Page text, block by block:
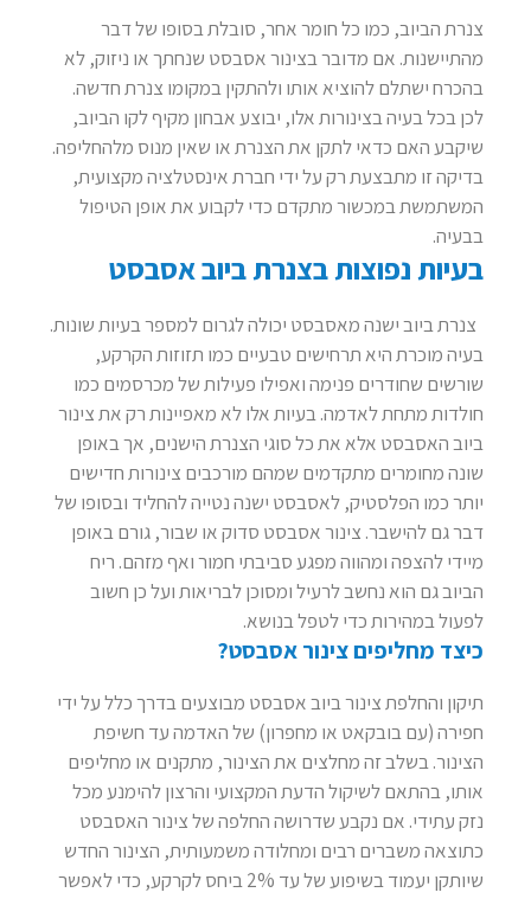
צנרת הביוב, כמו כל חומר אחר, סובלת בסופו של דבר
מהתיישנות. אם מדובר בצינור אסבסט שנחתך או ניזוק, לא
בהכרח ישתלם להוציא אותו ולהתקין במקומו צנרת חדשה.
לכן בכל בעיה בצינורות אלו, יבוצע אבחון מקיף לקו הביוב,
שיקבע האם כדאי לתקן את הצנרת או שאין מנוס מלהחליפה.
בדיקה זו מתבצעת רק על ידי חברת אינסטלציה מקצועית,
המשתמשת במכשור מתקדם כדי לקבוע את אופן הטיפול
בבעיה.
בעיות נפוצות בצנרת ביוב אסבסט
צנרת ביוב ישנה מאסבסט יכולה לגרום למספר בעיות שונות.
בעיה מוכרת היא תרחישים טבעיים כמו תזוזות הקרקע,
שורשים שחודרים פנימה ואפילו פעילות של מכרסמים כמו
חולדות מתחת לאדמה. בעיות אלו לא מאפיינות רק את צינור
ביוב האסבסט אלא את כל סוגי הצנרת הישנים, אך באופן
שונה מחומרים מתקדמים שמהם מורכבים צינורות חדישים
יותר כמו הפלסטיק, לאסבסט ישנה נטייה להחליד ובסופו של
דבר גם להישבר. צינור אסבסט סדוק או שבור, גורם באופן
מיידי להצפה ומהווה מפגע סביבתי חמור ואף מזהם. ריח
הביוב גם הוא נחשב לרעיל ומסוכן לבריאות ועל כן חשוב
לפעול במהירות כדי לטפל בנושא.
כיצד מחליפים צינור אסבסט?
תיקון והחלפת צינור ביוב אסבסט מבוצעים בדרך כלל על ידי
חפירה (עם בובקאט או מחפרון) של האדמה עד חשיפת
הצינור. בשלב זה מחלצים את הצינור, מתקנים או מחליפים
אותו, בהתאם לשיקול הדעת המקצועי והרצון להימנע מכל
נזק עתידי. אם נקבע שדרושה החלפה של צינור האסבסט
כתוצאה משברים רבים ומחלודה משמעותית, הצינור החדש
שיותקן יעמוד בשיפוע של עד 2% ביחס לקרקע, כדי לאפשר